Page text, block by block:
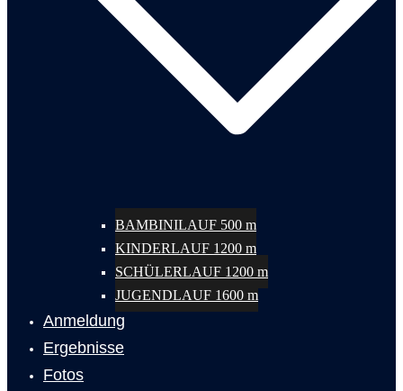
BAMBINILAUF 500 m
KINDERLAUF 1200 m
SCHÜLERLAUF 1200 m
JUGENDLAUF 1600 m
Anmeldung
Ergebnisse
Fotos